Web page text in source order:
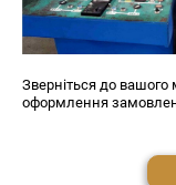
Зверніться до вашого
оформлення